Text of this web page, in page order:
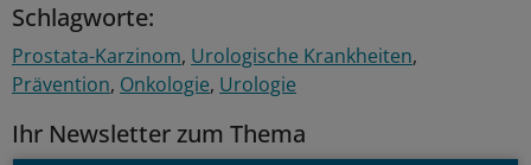
Schlagworte:
Prostata-Karzinom Urologische Krankheiten
Prävention Onkologie Urologie
Ihr Newsletter zum Thema